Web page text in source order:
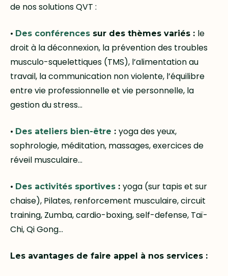
de nos solutions QVT :
• Des conférences sur des thèmes variés : le
droit à la déconnexion, la prévention des troubles
musculo-squelettiques (TMS), l’alimentation au
travail, la communication non violente, l’équilibre
entre vie professionnelle et vie personnelle, la
gestion du stress…
• Des ateliers bien-être : yoga des yeux,
sophrologie, méditation, massages, exercices de
réveil musculaire…
• Des activités sportives : yoga (sur tapis et sur
chaise), Pilates, renforcement musculaire, circuit
training, Zumba, cardio-boxing, self-defense, Taï-
Chi, Qi Gong…
Les avantages de faire appel à nos services :